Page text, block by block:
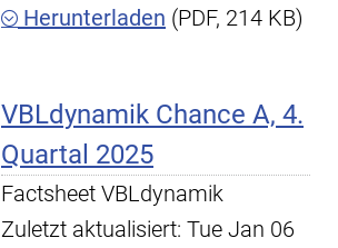
Herunterladen (PDF, 214 KB)
VBLdynamik Chance A, 4.
Quartal 2025
Factsheet VBLdynamik
Zuletzt aktualisiert: Tue Jan 06